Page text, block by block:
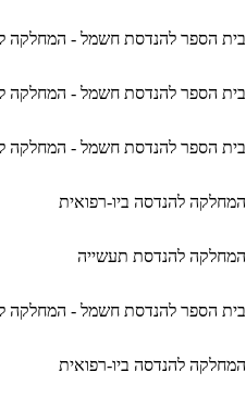
בית הספר להנדסת חשמל - המחלקה
בית הספר להנדסת חשמל - המחלקה
בית הספר להנדסת חשמל - המחלקה
המחלקה להנדסה ביו-רפואית
המחלקה להנדסת תעשייה
בית הספר להנדסת חשמל - המחלקה
המחלקה להנדסה ביו-רפואית